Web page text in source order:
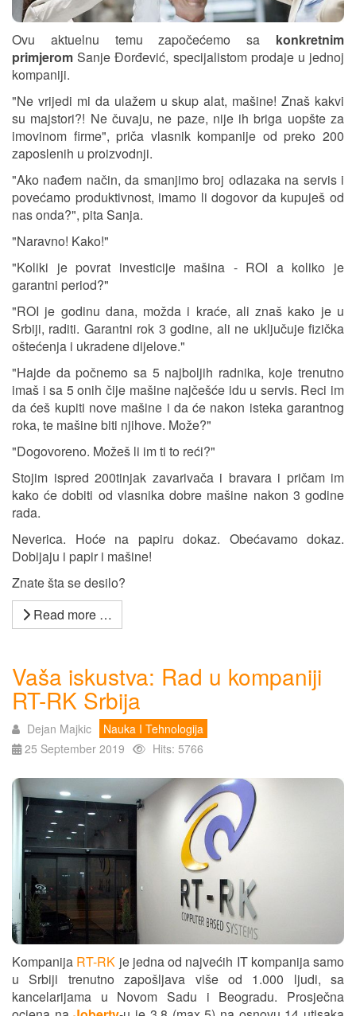
Ovu aktuelnu temu započećemo sa konkretnim
primjerom Sanje Đorđević, specijalistom prodaje u jednoj
kompaniji.
"Ne vrijedi mi da ulažem u skup alat, mašine! Znaš kakvi
su majstori?! Ne čuvaju, ne paze, nije ih briga uopšte za
imovinom firme", priča vlasnik kompanije od preko 200
zaposlenih u proizvodnji.
"Ako nađem način, da smanjimo broj odlazaka na servis i
povećamo produktivnost, imamo li dogovor da kupuješ od
nas onda?", pita Sanja.
"Naravno! Kako!"
"Koliki je povrat investicije mašina - ROI a koliko je
garantni period?"
"ROI je godinu dana, možda i kraće, ali znaš kako je u
Srbiji, raditi. Garantni rok 3 godine, ali ne uključuje fizička
oštećenja i ukradene dijelove."
"Hajde da počnemo sa 5 najboljih radnika, koje trenutno
imaš i sa 5 onih čije mašine najčešće idu u servis. Reci im
da ćeš kupiti nove mašine i da će nakon isteka garantnog
roka, te mašine biti njihove. Može?"
"Dogovoreno. Možeš li im ti to reći?"
Stojim ispred 200tinjak zavarivača i bravara i pričam im
kako će dobiti od vlasnika dobre mašine nakon 3 godine
rada.
Neverica. Hoće na papiru dokaz. Obećavamo dokaz.
Dobijaju i papir i mašine!
Znate šta se desilo?
Read more …
Vaša iskustva: Rad u kompaniji
RT-RK Srbija
Dejan Majkic
Nauka I Tehnologija
25 September 2019
Hits: 5766
Kompanija RT-RK je jedna od najvećih IT kompanija samo
u Srbiji trenutno zapošljava više od 1.000 ljudi, sa
kancelarijama u Novom Sadu i Beogradu. Prosječna